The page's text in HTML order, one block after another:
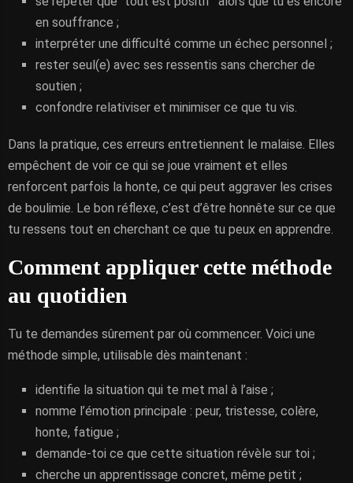
en souffrance ;
interpréter une difficulté comme un échec personnel ;
rester seul(e) avec ses ressentis sans chercher de
soutien ;
confondre relativiser et minimiser ce que tu vis.
Dans la pratique, ces erreurs entretiennent le malaise. Elles
empêchent de voir ce qui se joue vraiment et elles
renforcent parfois la honte, ce qui peut aggraver les crises
de boulimie. Le bon réflexe, c’est d’être honnête sur ce que
tu ressens tout en cherchant ce que tu peux en apprendre.
Comment appliquer cette méthode
au quotidien
Tu te demandes sûrement par où commencer. Voici une
méthode simple, utilisable dès maintenant :
identifie la situation qui te met mal à l’aise ;
nomme l’émotion principale : peur, tristesse, colère,
honte, fatigue ;
demande-toi ce que cette situation révèle sur toi ;
cherche un apprentissage concret, même petit ;